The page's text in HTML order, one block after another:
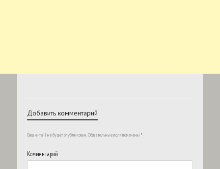
Добавить комментарий
Ваш e-mail не будет опубликован.Обязательные поля помечены *
Комментарий